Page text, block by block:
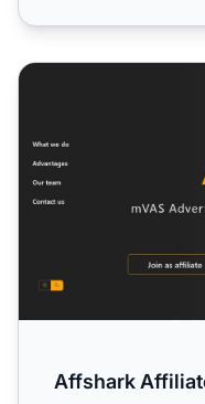
Affshark Affiliate-
Affshark